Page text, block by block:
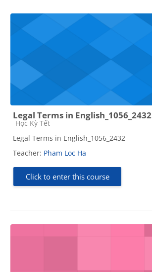
Legal Terms in English_1056_2432
Course category
Học Kỳ Tết
Legal Terms in English_1056_2432
Teacher: Pham Loc Ha
Click to enter this course